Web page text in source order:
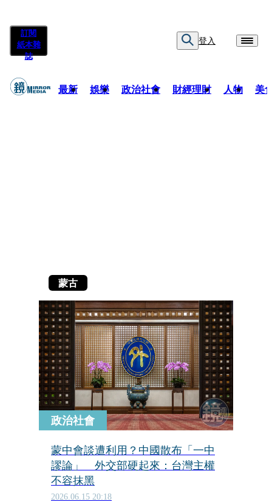
訂閱
紙本雜
誌
登入
最新 娛樂 政治社會 財經理財 人物 美
蒙古
政治社會
蒙中會談遭利用？中國散布「一中
謬論」 外交部硬起來：台灣主權
不容抹黑
2026.06.15 20:18